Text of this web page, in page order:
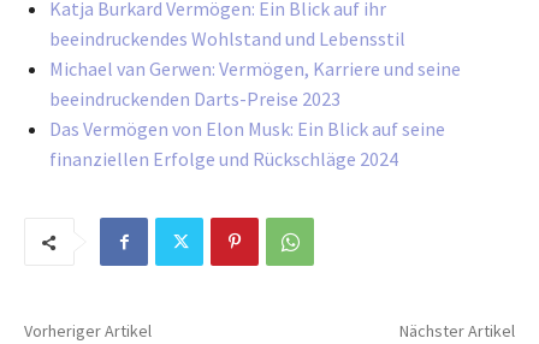
Katja Burkard Vermögen: Ein Blick auf ihr
beeindruckendes Wohlstand und Lebensstil
Michael van Gerwen: Vermögen, Karriere und seine
beeindruckenden Darts-Preise 2023
Das Vermögen von Elon Musk: Ein Blick auf seine
finanziellen Erfolge und Rückschläge 2024
Vorheriger Artikel Nächster Artikel